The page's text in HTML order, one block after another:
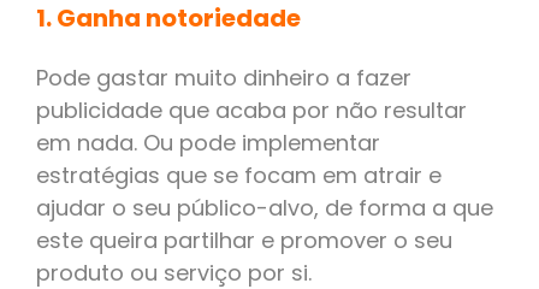
1. Ganha notoriedade
Pode gastar muito dinheiro a fazer
publicidade que acaba por não resultar
em nada. Ou pode implementar
estratégias que se focam em atrair e
ajudar o seu público-alvo, de forma a que
este queira partilhar e promover o seu
produto ou serviço por si.